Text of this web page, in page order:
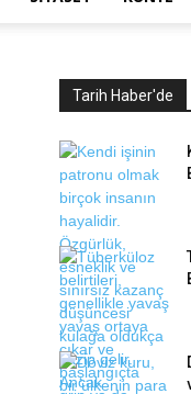
Tarih Haber'de